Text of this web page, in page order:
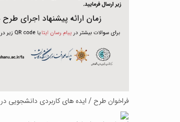
فراخوان طرح / ایده های کاربردی دانشجویی